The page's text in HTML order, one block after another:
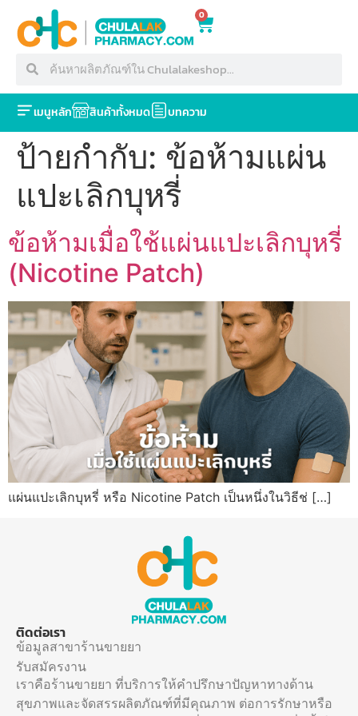
0
เมนูหลัก สินค้าทั้งหมด บทความ
ป้ายกำกับ: ข้อห้ามแผ่น
แปะเลิกบุหรี่
ข้อห้ามเมื่อใช้แผ่นแปะเลิกบุหรี่
(Nicotine Patch)
แผ่นแปะเลิกบุหรี่ หรือ Nicotine Patch เป็นหนึ่งในวิธีช่ […]
ติดต่อเรา
ข้อมูลสาขาร้านขายยา
รับสมัครงาน
เราคือร้านขายยา ที่บริการให้คำปรึกษาปัญหาทางด้าน
สุขภาพและจัดสรรผลิตภัณฑ์ที่มีคุณภาพ ต่อการรักษาหรือ